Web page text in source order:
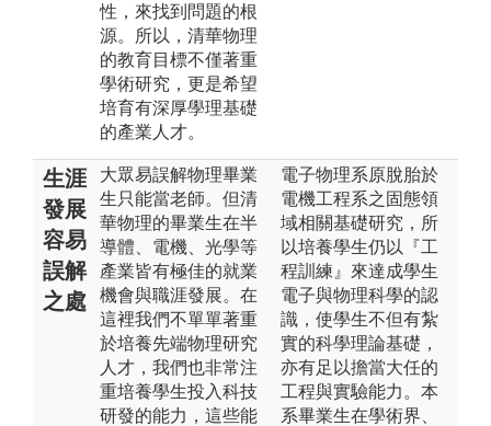
性，來找到問題的根
源。所以，清華物理
的教育目標不僅著重
學術研究，更是希望
培育有深厚學理基礎
的產業人才。
生涯
發展
容易
誤解
之處
大眾易誤解物理畢業
生只能當老師。但清
華物理的畢業生在半
導體、電機、光學等
產業皆有極佳的就業
機會與職涯發展。在
這裡我們不單單著重
於培養先端物理研究
人才，我們也非常注
重培養學生投入科技
研發的能力，這些能
電子物理系原脫胎於
電機工程系之固態領
域相關基礎研究，所
以培養學生仍以『工
程訓練』來達成學生
電子與物理科學的認
識，使學生不但有紮
實的科學理論基礎，
亦有足以擔當大任的
工程與實驗能力。本
系畢業生在學術界、